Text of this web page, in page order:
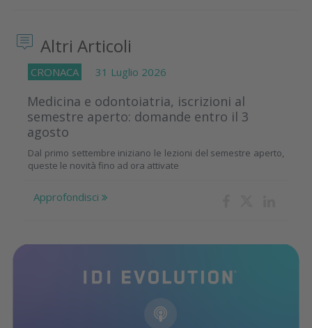
Altri Articoli
CRONACA 31 Luglio 2026
Medicina e odontoiatria, iscrizioni al
semestre aperto: domande entro il 3
agosto
Dal primo settembre iniziano le lezioni del semestre aperto,
queste le novità fino ad ora attivate
Approfondisci